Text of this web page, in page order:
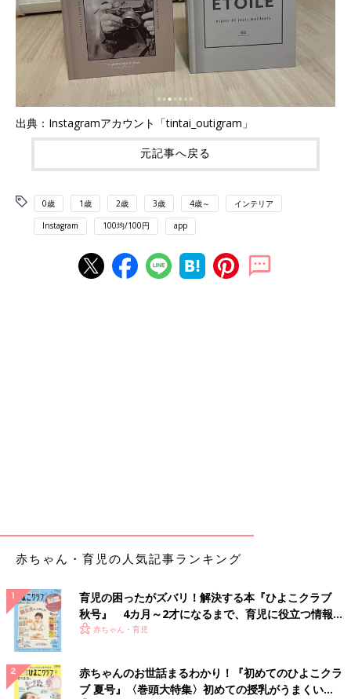
出典：Instagramアカウント「tintai_outigram」
元記事へ戻る
0歳 1歳 2歳 3歳 4歳～ インテリア
Instagram 100均/100円 app
赤ちゃん・育児の人気記事ランキング
育児の困ったがズバリ！解決する本『ひよこクラブ
秋号』 4カ月～2才になるまで、育児に役立つ情報が
いっぱい！
赤ちゃん・育児
赤ちゃんのお世話まるわかり！『初めてのひよこクラ
ブ 夏号』〈巻頭大特集〉初めての授乳がうまくい